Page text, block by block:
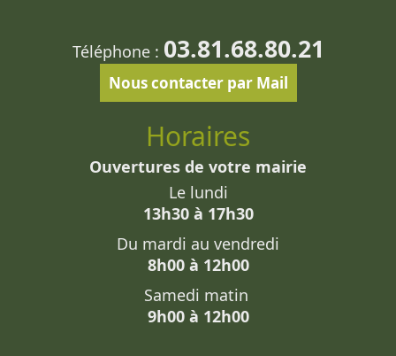
Téléphone : 03.81.68.80.21
Nous contacter par Mail
Horaires
Ouvertures de votre mairie
Le lundi
13h30 à 17h30
Du mardi au vendredi
8h00 à 12h00
Samedi matin
9h00 à 12h00